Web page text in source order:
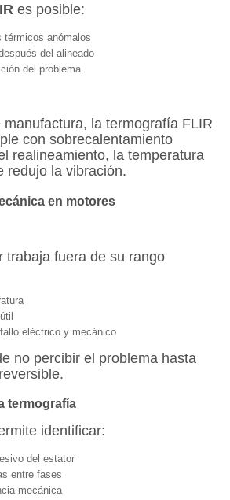
es posible:
térmicos anómalos
del alineado
del problema
manufactura, la termografía FLIR
con sobrecalentamiento
realineamiento, la temperatura
redujo la vibración.
en motores
trabaja fuera de su rango
eléctrico y mecánico
no percibir el problema hasta
termografía
identificar:
del estator
entre fases
mecánica